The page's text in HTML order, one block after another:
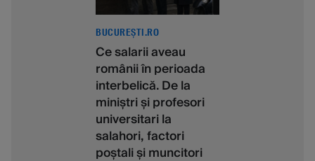
BUCUREȘTI.RO
Ce salarii aveau
românii în perioada
interbelică. De la
miniștri și profesori
universitari la
salahori, factori
poștali și muncitori